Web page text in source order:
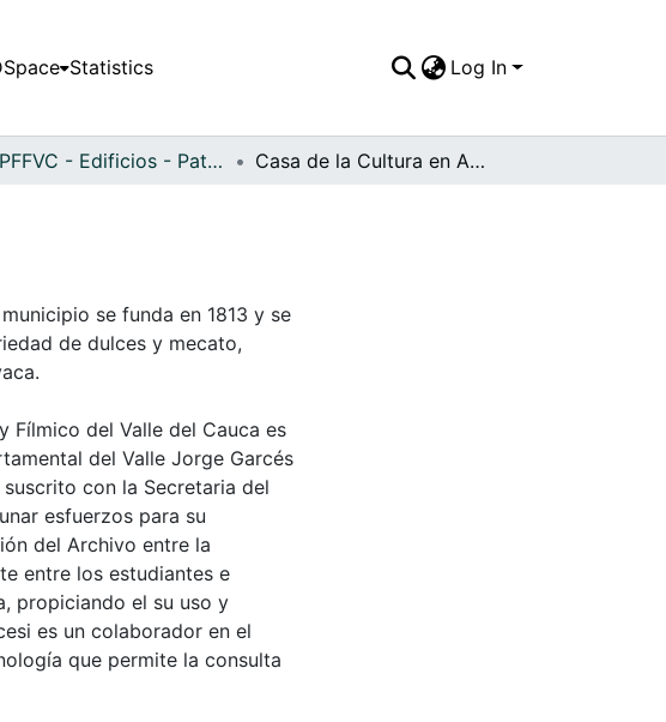
Statistics Log In
APFFVC - Edificios - Patrimonial Casa de la Cultura en Andalucía
se funda en 1813 y se
de dulces y mecato,
Fílmico del Valle del Cauca es
del Valle Jorge Garcés
con la Secretaria del
esfuerzos para su
del Archivo entre la
entre los estudiantes e
propiciando el su uso y
es un colaborador en el
que permite la consulta